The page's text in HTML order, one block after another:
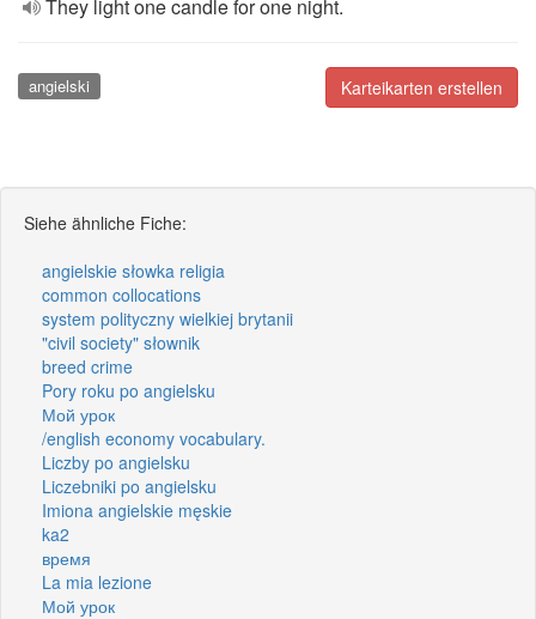
They light one candle for one night.
Karteikarten erstellen
angielski
Siehe ähnliche Fiche:
angielskie słowka religia
common collocations
system polityczny wielkiej brytanii
"civil society" słownik
breed crime
Pory roku po angielsku
Мой урок
/english economy vocabulary.
Liczby po angielsku
Liczebniki po angielsku
Imiona angielskie męskie
ka2
время
La mia lezione
Мой урок